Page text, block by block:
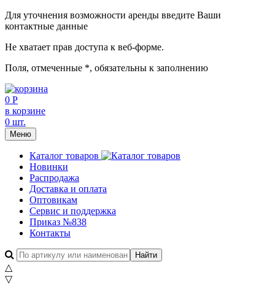
Для уточнения возможности аренды введите Ваши
контактные данные
Не хватает прав доступа к веб-форме.
Поля, отмеченные *, обязательны к заполнению
0 Р
в корзине
0 шт.
Меню
Каталог товаров
Новинки
Распродажа
Доставка и оплата
Оптовикам
Сервис и поддержка
Приказ №838
Контакты
△
▽